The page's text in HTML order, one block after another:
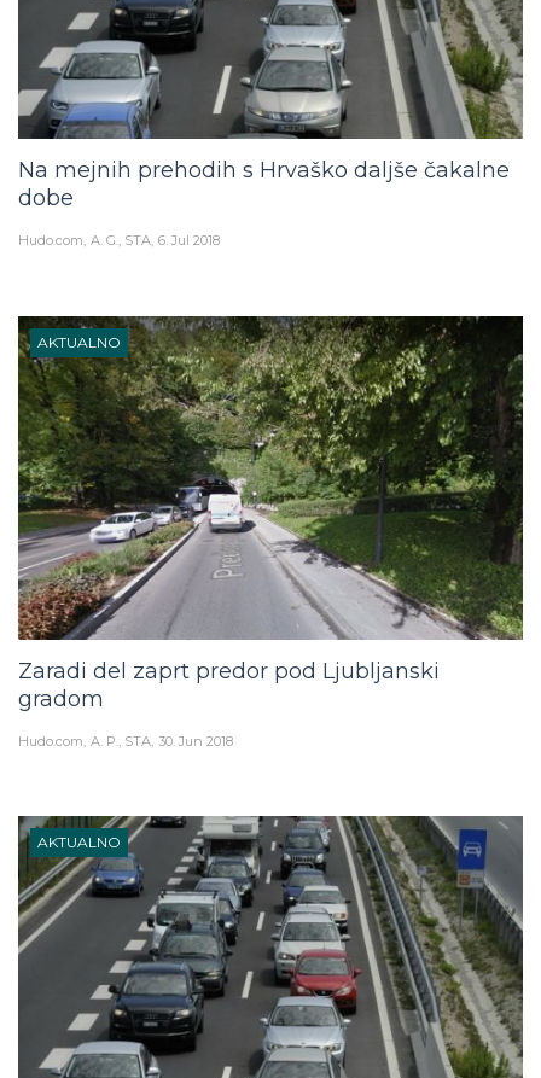
Na mejnih prehodih s Hrvaško daljše čakalne
dobe
Hudo.com A. G., STA 6. Jul 2018
AKTUALNO
Zaradi del zaprt predor pod Ljubljanski
gradom
Hudo.com A. P., STA 30. Jun 2018
AKTUALNO